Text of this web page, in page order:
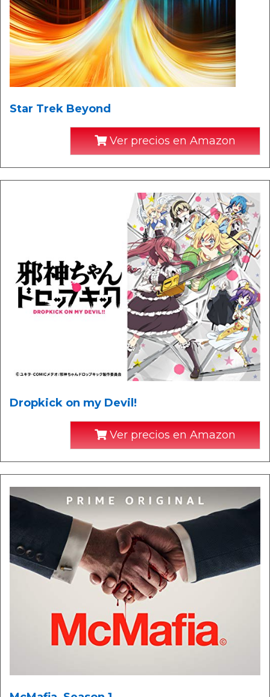
Star Trek Beyond
Ver precios en Amazon
Dropkick on my Devil!
Ver precios en Amazon